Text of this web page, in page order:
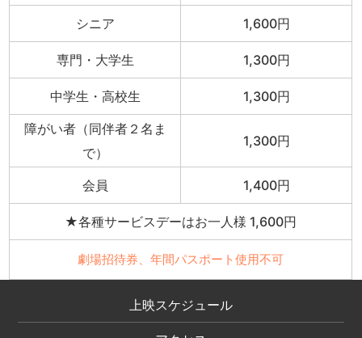
シニア 1,600円
専門・大学生 1,300円
中学生・高校生
1,300円
障がい者（同伴者２名ま
で）
1,300円
会員 1,400円
★各種サービスデーはお一人様 1,600円
劇場招待券、年間パスポート使用不可
上映スケジュール